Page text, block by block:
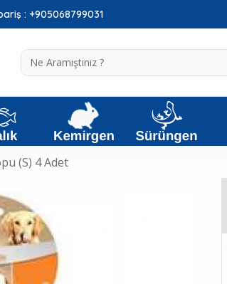
: +905068799031
(S) 4 Adet